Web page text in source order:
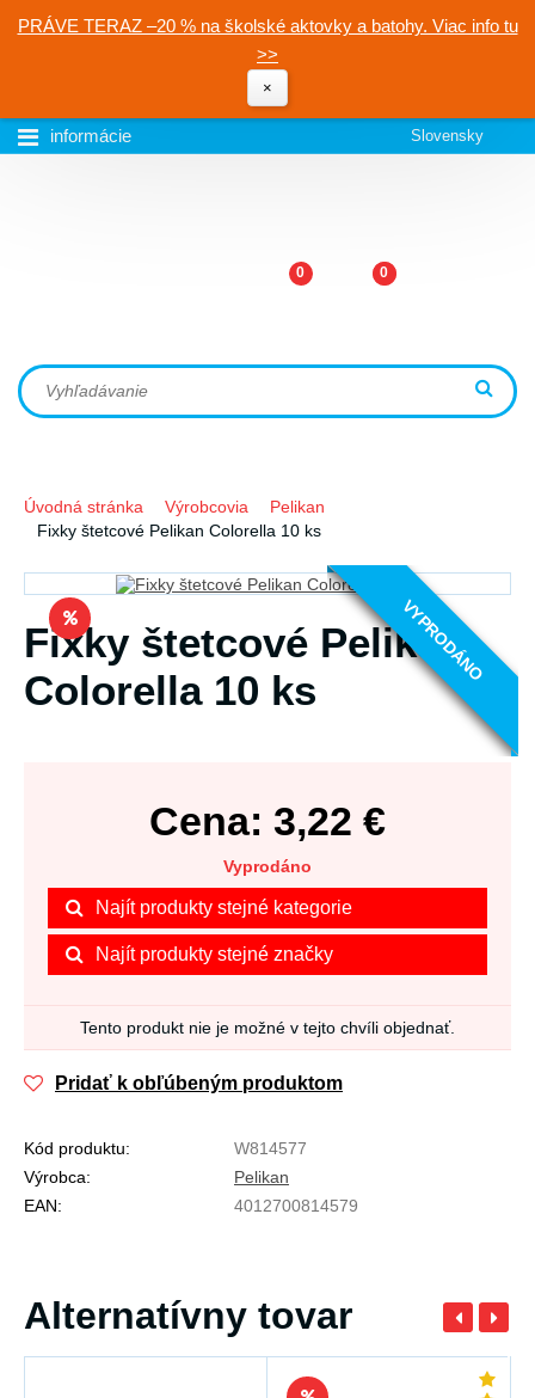
PRÁVE TERAZ –20 % na školské aktovky a batohy. Viac info tu
>>
×
informácie Slovensky
0 0
Úvodná stránka Výrobcovia
Pelikan
Fixky štetcové Pelikan Colorella 10 ks
VYPRODÁNO
Fixky štetcové Pelikan
Colorella 10 ks
Cena: 3,22 €
Vyprodáno
Najít produkty stejné kategorie
Najít produkty stejné značky
Tento produkt nie je možné v tejto chvíli objednať.
Pridať k obľúbeným produktom
Kód produktu:
W814577
Výrobca:
Pelikan
EAN:
4012700814579
Alternatívny tovar